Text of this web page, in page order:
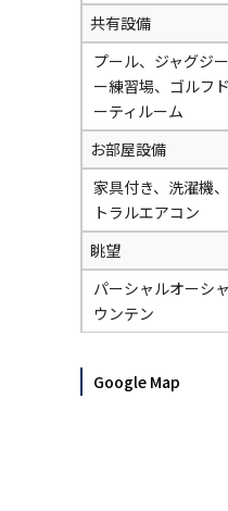
共有設備
プール、ジャグジ
ー練習場、ゴルフ
ーティルーム
お部屋設備
家具付き、洗濯機
トラルエアコン
眺望
パーシャルオーシ
ウンテン
Google Map